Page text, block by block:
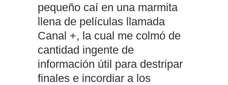
pequeño caí en una marmita
llena de películas llamada
Canal +, la cual me colmó de
cantidad ingente de
información útil para destripar
finales e incordiar a los